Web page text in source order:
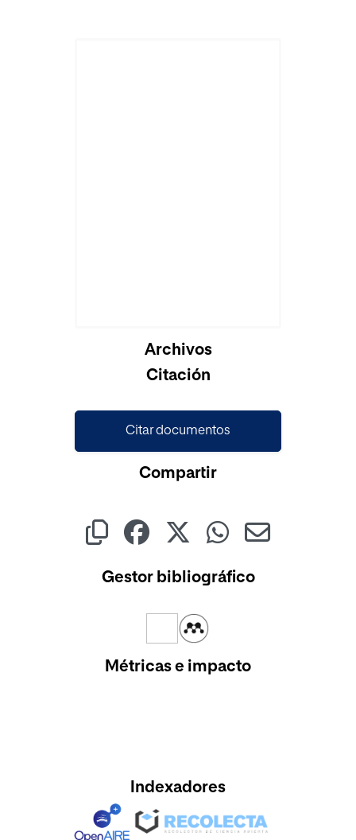
Archivos
Citación
Citar documentos
Compartir
Gestor bibliográfico
Métricas e impacto
Indexadores